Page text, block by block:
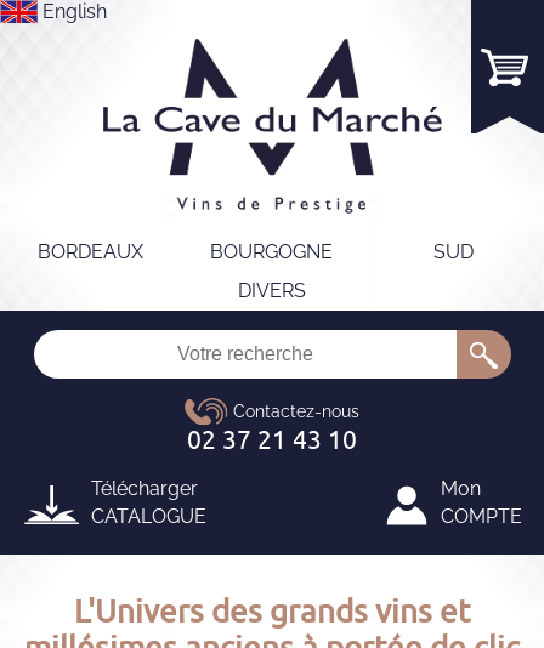
English
BORDEAUX BOURGOGNE
SUD
DIVERS
Télécharger
CATALOGUE
Mon
COMPTE
L'Univers des grands vins et